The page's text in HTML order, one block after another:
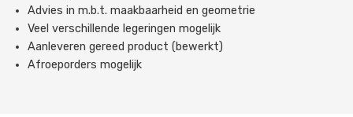
Advies in m.b.t. maakbaarheid en geometrie
Veel verschillende legeringen mogelijk
Aanleveren gereed product (bewerkt)
Afroeporders mogelijk